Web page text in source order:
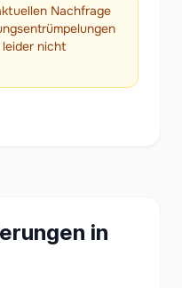
Nachfrage
leider nicht
in